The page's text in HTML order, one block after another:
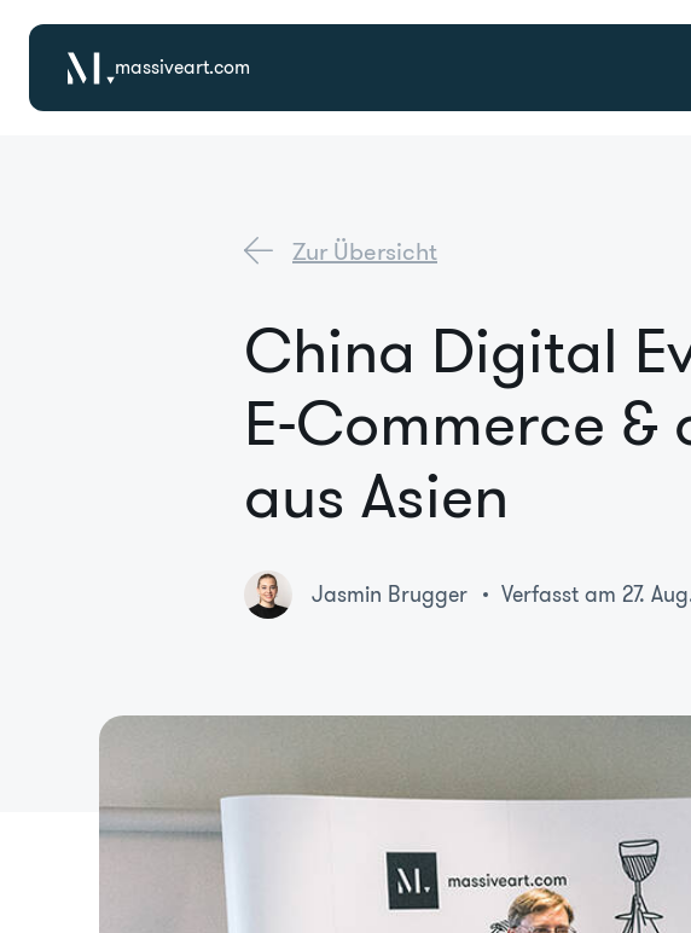
massiveart.com
Zur Übersicht
China Digital
E-Commerce
aus Asien
Jasmin Brugger Verfasst am 27.